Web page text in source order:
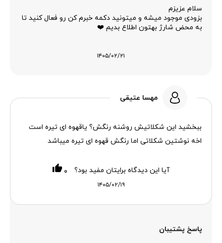
سلام عزیزم
بزودی موجود میشه و میتونید دکمه خبرم کن رو فعال کنید تا
به محض شارژ بهتون اطلاع بدیم ❤️
۱۴۰۵/۰۲/۲۱
مهسا عتیقی
ببخشید این شکلاتیش روشنه رنگش؟ یاقهوه ای تیره است
اخه نوشتین شکلاتی اما رنگش قهوه ای تیره میباشد
۱۴۰۵/۰۲/۱۹
آیا این دیدگاه برایتان مفید بود؟ ۰
پاسخ پشتیبان